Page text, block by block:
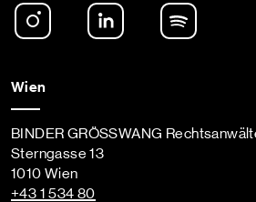
Instagram LinkedIn
Wien
BINDER GRÖSSWANG
Sterngasse 13
1010 Wien
+43 1 534 80